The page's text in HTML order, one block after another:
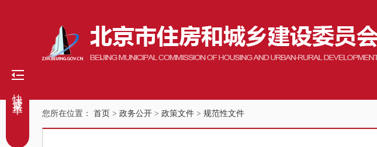
您所在位置： 首页 > 政务公开 > 政策文件 > 规范性文件
快捷菜单